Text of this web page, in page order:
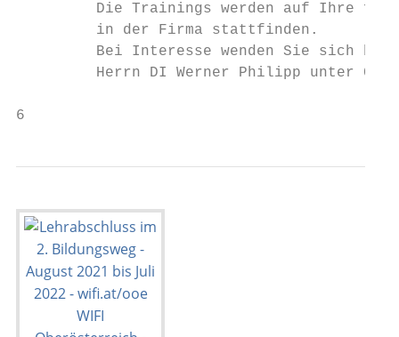
Die Trainings werden auf Ihre
         in der Firma stattfinden.
Bei Interesse wenden Sie sich
Herrn DI Werner Philipp unter
6